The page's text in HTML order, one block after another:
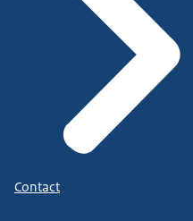
Contact